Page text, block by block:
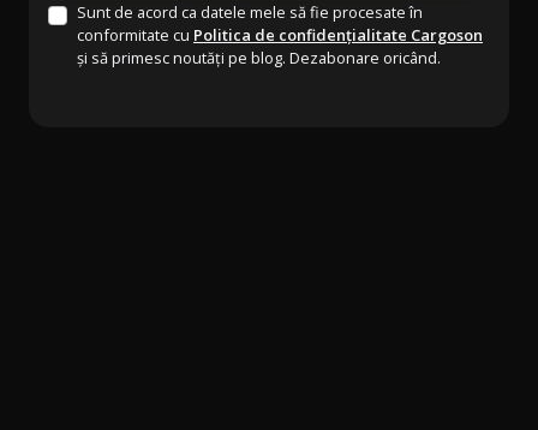
Sunt de acord ca datele mele să fie procesate în
conformitate cu Politica de confidențialitate Cargoson
și să primesc noutăți pe blog. Dezabonare oricând.